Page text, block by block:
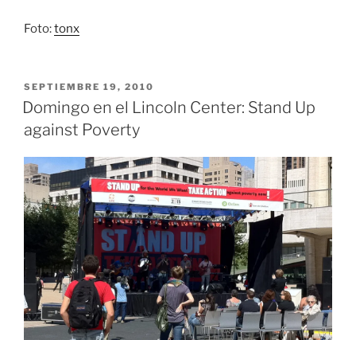
Foto:tonx
PUBLICADO
EL
SEPTIEMBRE 19, 2010
Domingo en el Lincoln Center: Stand Up
against Poverty